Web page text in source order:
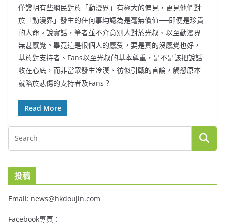
僅證明有些網民對於「動漫界」有極大的偏見，更見他們對
於「動漫界」發生的任何事均認為是毫無價值──即便是珍貴
的人命。說實話，筆者並不介意別人對於光叔、以至動漫界
無甚感覺。畢竟這是很個人的感受，要是真的沒感覺也好，
基於對支持者、Fans以至光叔的基本尊重，是不是該把說話
收在心底，而非當眾發生冷漠、彷似引戰的言論，觸怒原本
就陷於悲傷的支持者及Fans？
Read More
投稿
Email: news@hkdoujin.com
Facebook專頁：